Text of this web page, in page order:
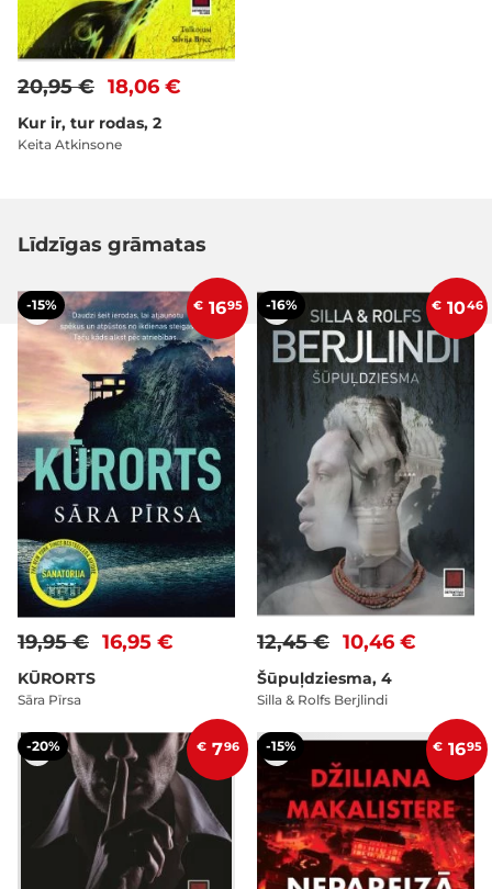
18,06 €
20,95 €
Kur ir, tur rodas, 2
Keita Atkinsone
Līdzīgas grāmatas
-15% € 1695
16,95 €
19,95 €
KŪRORTS
Sāra Pīrsa
-16% € 1046
10,46 €
12,45 €
Šūpuļdziesma, 4
Silla & Rolfs Berjlindi
-20% € 796 -15% € 1695